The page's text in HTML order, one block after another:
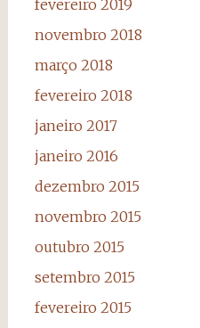
fevereiro 2019
novembro 2018
março 2018
fevereiro 2018
janeiro 2017
janeiro 2016
dezembro 2015
novembro 2015
outubro 2015
setembro 2015
fevereiro 2015